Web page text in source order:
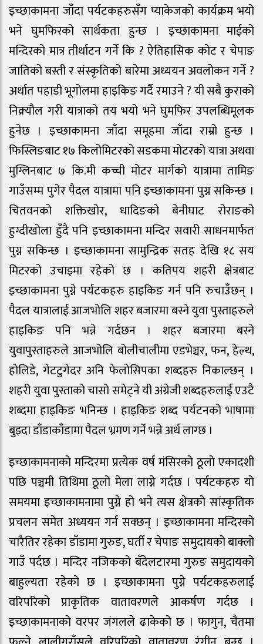
इच्छाकामना जाँदा पर्यटकहरुसँग प्याकेजको कार्यक्रम भयो
भने घुमफिरको सार्थकता हुन्छ । इच्छाकामना माईको
मन्दिरको मात्र तीर्थाटन गर्ने कि ? ऐतिहासिक कोट र चेपाङ
जातिको बस्ती र संस्कृतिको बारेमा अध्ययन अवलोकन गर्ने ?
अर्थात पहाडी भूगोलमा हाइकिङ गर्दै रमाउने ? यी सबै कुराको
निक्र्याैल गरी यात्राको तय भयो भने घुमफिर उपलब्धिमूलक
हुनेछ । इच्छाकामना जाँदा समूहमा जाँदा राम्रो हुन्छ ।
फिस्लिङबाट १७ किलोमिटरको सडकमा मोटरको यात्रा अथवा
मुग्लिनबाट ७ कि.मी कच्ची मोटर मार्गको यात्रामा तामिङ
गाउँसम्म पुगेर पैदल यात्रामा पनि इच्छाकामना पुग्न सकिन्छ ।
चितवनको शक्तिखोर, धादिङको बेनीघाट रोराङको
हुग्दीखोला हुँदै पनि इच्छाकामना मन्दिर सवारी साधनमार्फत
पुग्न सकिन्छ । इच्छाकामना सामुन्द्रिक सतह देखि १८ सय
मिटरको उचाइमा रहेको छ । कतिपय शहरी क्षेत्रबाट
इच्छाकामना पुग्ने पर्यटकहरु हाइकिङ गर्न पनि रुचाउँछन् ।
पैदल यात्रालाई आजभोलि शहर बजारमा बस्ने युवा पुस्ताहरुले
हाइकिङ पनि भन्ने गर्दछन । शहर बजारमा बस्ने
युवापुस्ताहरुले आजभोलि बोलीचालीमा एडभेञ्चर, फन, हेल्थ,
होलिडे, गेटटुगेदर अनि फेलोसिपका शब्दहरु निकाल्छन् ।
शहरी युवा पुस्ताको चासो समेट्ने यी अंग्रेजी शब्दहरुलाई एउटै
शब्दमा हाइकिङ भनिन्छ । हाइकिङ शब्द पर्यटनको भाषामा
बुझ्दा डाँडाकाँडामा पैदल भ्रमण गर्ने भन्ने अर्थ लाग्छ ।
इच्छाकामनाको मन्दिरमा प्रत्येक वर्ष मंसिरको ठूलो एकादशी
पछि पञ्चमी तिथिमा ठूलो मेला लाग्ने गर्दछ । पर्यटकहरु यो
समयमा इच्छाकामनामा पुग्ने हो भने त्यस क्षेत्रको सांस्कृतिक
प्रचलन समेत अध्ययन गर्न सक्छन् । इच्छाकामना मन्दिरको
चारैतिर रहेका डाँडामा गुरुङ, घर्ती र चेपाङ समुदायको बाक्लो
गाउँ पर्दछ । मन्दिर नजिकको बँदेलटारमा गुरुङ समुदायको
बाहुल्यता रहेको छ । इच्छाकामना पुग्ने पर्यटकहरुलाई
वरिपरिको प्राकृतिक वातावरणले आकर्षण गर्दछ ।
इच्छाकामनाको वरपर जंगलले ढाकेको छ । फागुन, चैतमा